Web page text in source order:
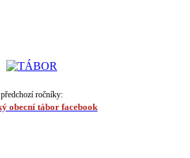
předchozí ročníky:
obecní tábor facebook